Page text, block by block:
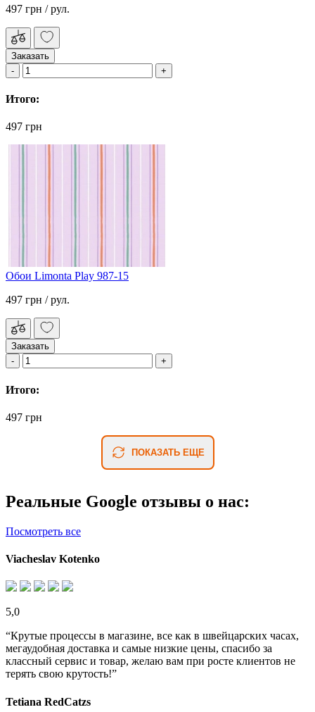
497 грн / рул.
Заказать
Итого:
497 грн
Обои Limonta Play 987-15
497 грн / рул.
Заказать
Итого:
497 грн
ПОКАЗАТЬ ЕЩЕ
Реальные Google отзывы о нас:
Посмотреть все
Viacheslav Kotenko
5,0
“Крутые процессы в магазине, все как в швейцарских часах,
мегаудобная доставка и самые низкие цены, спасибо за
классный сервис и товар, желаю вам при росте клиентов не
терять свою крутость!”
Tetiana RedCatzs